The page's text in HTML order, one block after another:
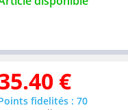
€
fidelités : 70